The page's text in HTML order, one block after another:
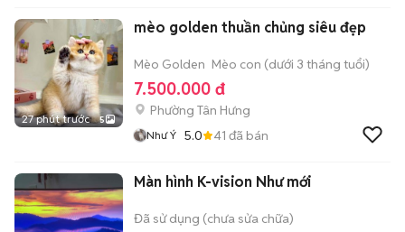
27 phút trước 5
mèo golden thuần chủng siêu đẹp
Mèo Golden Mèo con (dưới 3 tháng tuổi)
7.500.000 đ
Phường Tân Hưng
Như Ý 5.0 41 đã bán
Màn hình K-vision Như mới
Đã sử dụng (chưa sửa chữa)